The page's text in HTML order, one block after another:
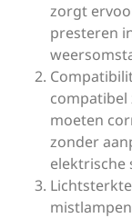
zorgt
presteren
compatibel
moeten
zonder
elektrische